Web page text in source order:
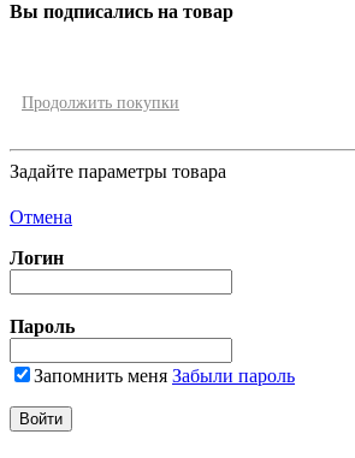
Вы подписались на товар
Продолжить покупки
Задайте параметры товара
Отмена
Логин
Пароль
Запомнить меня Забыли пароль